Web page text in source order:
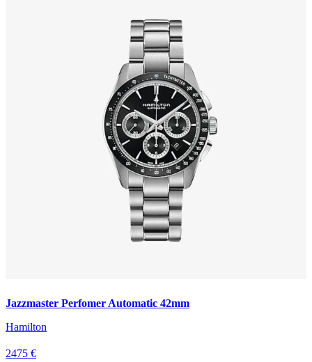
Jazzmaster Perfomer Automatic 42mm
Hamilton
2475 €